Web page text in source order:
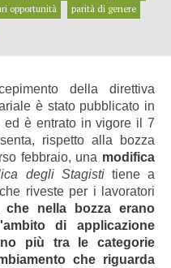
opportunità
parità di genere
della direttiva
è stato pubblicato in
ed è entrato in vigore il 7
rispetto alla bozza
febbraio, una modifica
degli Stagistitiene a
riveste per i lavoratori
che nella bozza erano
di applicazione
più tra le categorie
che riguarda